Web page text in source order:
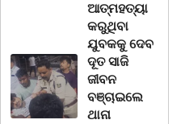
ଆତ୍ମହତ୍ୟା
କରୁଥିବା
ଯୁବକକୁ ଦେବ
ଦୂତ ସାଜି
ଜୀବନ
ବଞ୍ଚାଇଲେ
ଥାନା